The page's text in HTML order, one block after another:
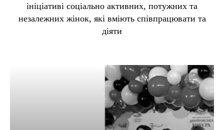
ініціативі соціально активних, потужних та
незалежних жінок, які вміють співпрацювати та
діяти